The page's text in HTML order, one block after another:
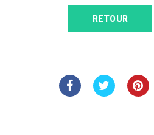
RETOUR